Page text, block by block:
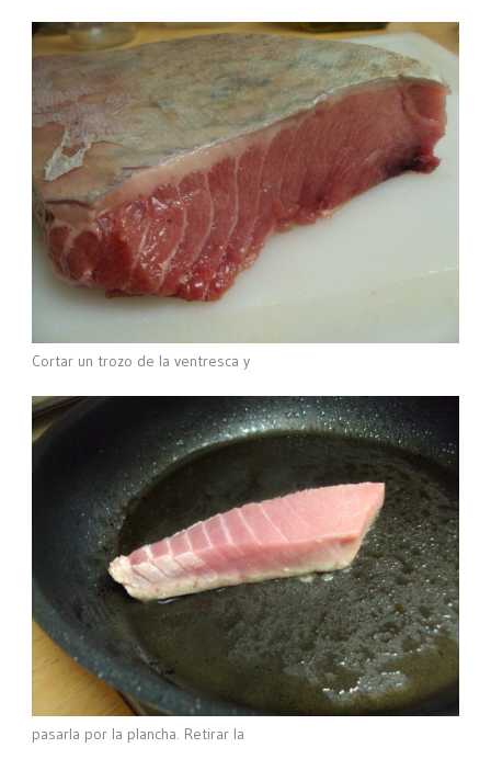
Cortar un trozo de la ventresca y
pasarla por la plancha. Retirar la